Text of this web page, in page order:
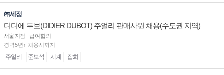
㈜세정
디디에 두보(DIDIER DUBOT) 주얼리 판매사원 채용(수도권 지역)
서울 지점
급여협의
경력5년↑ 채용시까지
주얼리 준보석 시계 잡화